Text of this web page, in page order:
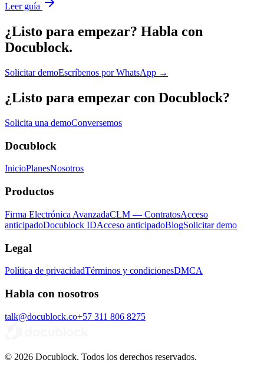
Leer guía
¿Listo para empezar? Habla con
Docublock.
Solicitar demoEscríbenos por WhatsApp →
¿Listo para empezar con Docublock?
Solicita una demoConversemos
Docublock
InicioPlanesNosotros
Productos
Firma Electrónica AvanzadaCLM — ContratosAcceso
anticipadoDocublock IDAcceso anticipadoBlogSolicitar demo
Legal
Política de privacidadTérminos y condicionesDMCA
Habla con nosotros
talk@docublock.co+57 311 806 8275
© 2026 Docublock. Todos los derechos reservados.